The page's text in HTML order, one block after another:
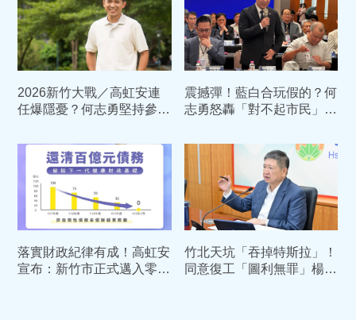
2026新竹大戰／高虹安連
任爆隱憂？何志勇堅持參選
最好的人
震撼彈！藍白合玩假的？何
志勇怒轟「對不起市民」
落實財政紀律有成！高虹安
宣布：新竹市正式邁入零負
竹北天坑「吞掉特斯拉」！
同意復工「圖利無罪」楊文